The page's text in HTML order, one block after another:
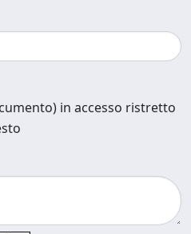
in accesso ristretto